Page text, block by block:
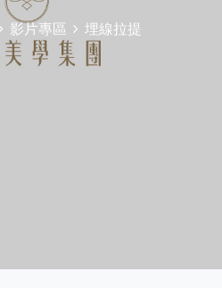
影片專區 埋線拉提